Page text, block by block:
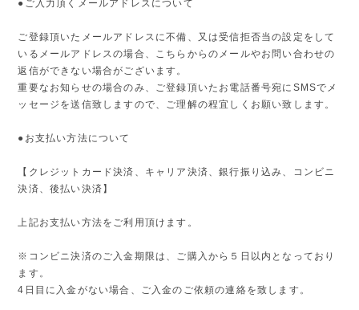
●ご入力頂くメールアドレスについて
ご登録頂いたメールアドレスに不備、又は受信拒否当の設定をして
いるメールアドレスの場合、こちらからのメールやお問い合わせの
返信ができない場合がございます。
重要なお知らせの場合のみ、ご登録頂いたお電話番号宛にSMSでメ
ッセージを送信致しますので、ご理解の程宜しくお願い致します。
●お支払い方法について
【クレジットカード決済、キャリア決済、銀行振り込み、コンビニ
決済、後払い決済】
上記お支払い方法をご利用頂けます。
※コンビニ決済のご入金期限は、ご購入から５日以内となっており
ます。
4日目に入金がない場合、ご入金のご依頼の連絡を致します。